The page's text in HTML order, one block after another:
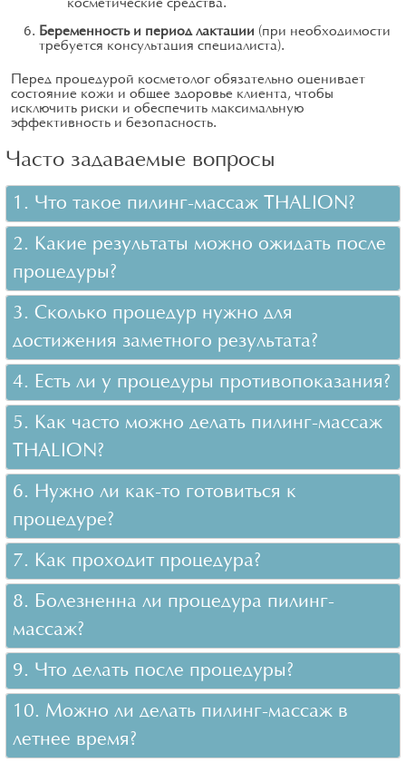
косметические средства.
Беременность и период лактации (при необходимости
требуется консультация специалиста).
Перед процедурой косметолог обязательно оценивает
состояние кожи и общее здоровье клиента, чтобы
исключить риски и обеспечить максимальную
эффективность и безопасность.
Часто задаваемые вопросы
1. Что такое пилинг-массаж THALION?
2. Какие результаты можно ожидать после
процедуры?
3. Сколько процедур нужно для
достижения заметного результата?
4. Есть ли у процедуры противопоказания?
5. Как часто можно делать пилинг-массаж
THALION?
6. Нужно ли как-то готовиться к
процедуре?
7. Как проходит процедура?
8. Болезненна ли процедура пилинг-
массаж?
9. Что делать после процедуры?
10. Можно ли делать пилинг-массаж в
летнее время?